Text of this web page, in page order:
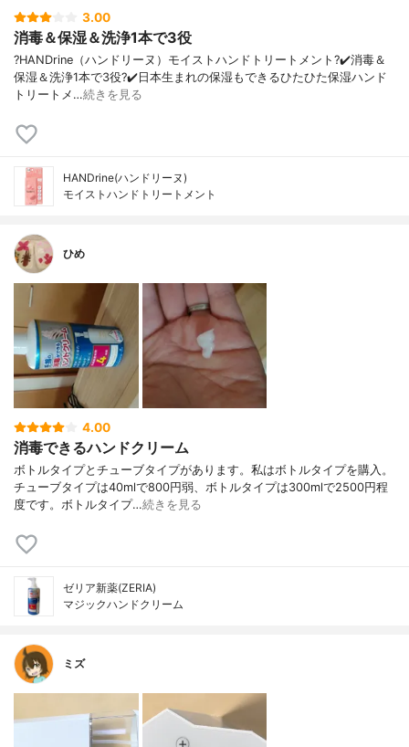
3.00
消毒＆保湿＆洗浄1本で3役
?HANDrine（ハンドリーヌ）モイストハンドトリートメント? ✔️消毒＆
保湿＆洗浄1本で3役? ✔️日本生まれの保湿もできるひたひた保湿ハンド
トリートメ…続きを見る
HANDrine(ハンドリーヌ)
モイストハンドトリートメント
ひめ
4.00
消毒できるハンドクリーム
ボトルタイプとチューブタイプがあります。私はボトルタイプを購入。
チューブタイプは40mlで800円弱、ボトルタイプは300mlで2500円程
度です。ボトルタイプ…続きを見る
ゼリア新薬(ZERIA)
マジックハンドクリーム
ミズ